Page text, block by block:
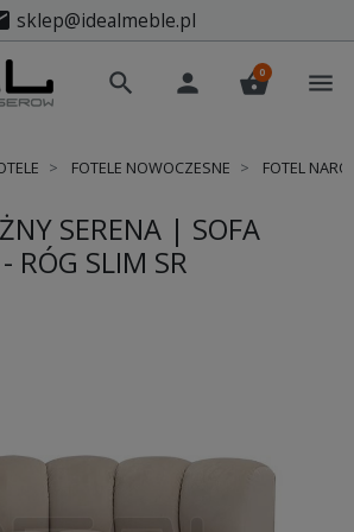
sklep@idealmeble.pl
search person shopping_basket
0 menu
FOTELE NOWOCZESNE FOTEL
SERENA | SOFA
RÓG SLIM SR